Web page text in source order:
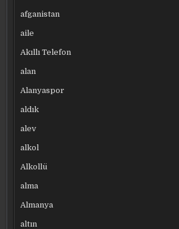
afganistan
aile
Akıllı Telefon
alan
Alanyaspor
aldık
alev
alkol
Alkollü
alma
Almanya
altın